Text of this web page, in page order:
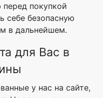
покупкой
себе безопасную
в дальнейшем.
для Вас в
у нас на сайте,